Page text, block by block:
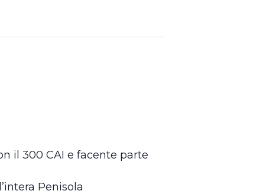
il 300 CAI e facente parte
Penisola